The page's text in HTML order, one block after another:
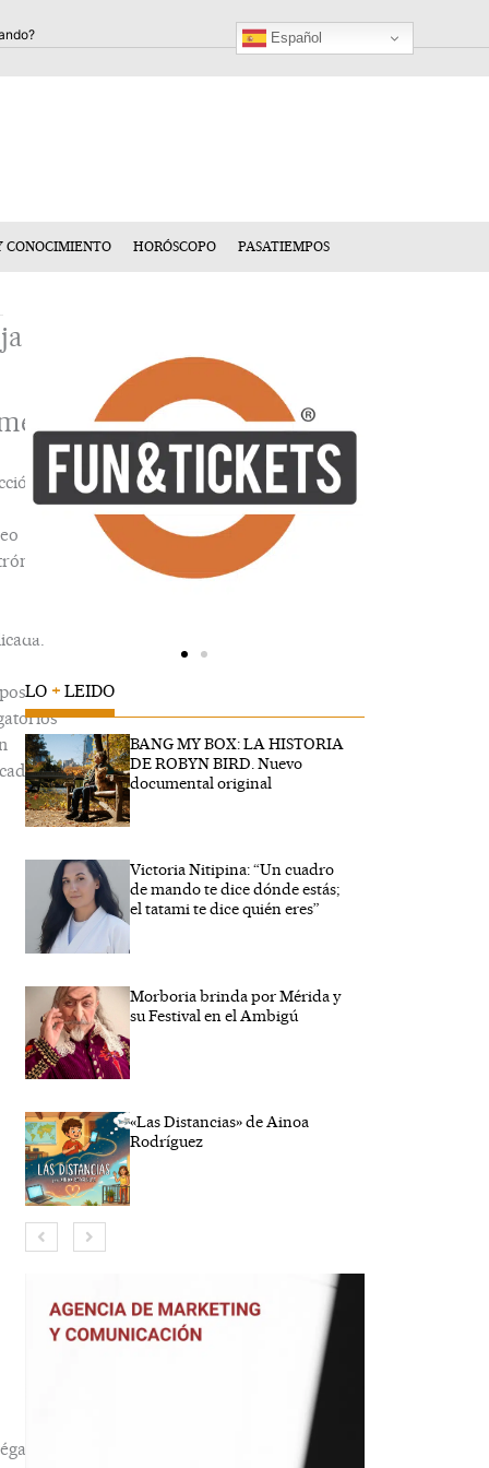
Español
CONOCIMIENTO HORÓSCOPO PASATIEMPOS
LO +LEIDO
BANG MY BOX: LA HISTORIA
DE ROBYN BIRD. Nuevo
documental original
Victoria Nitipina: “Un cuadro
de mando te dice dónde estás;
el tatami te dice quién eres”
Morboria brinda por Mérida y
su Festival en el Ambigú
«Las Distancias» de Ainoa
Rodríguez